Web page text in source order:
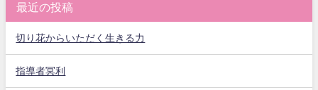
最近の投稿
切り花からいただく生きる力
指導者冥利